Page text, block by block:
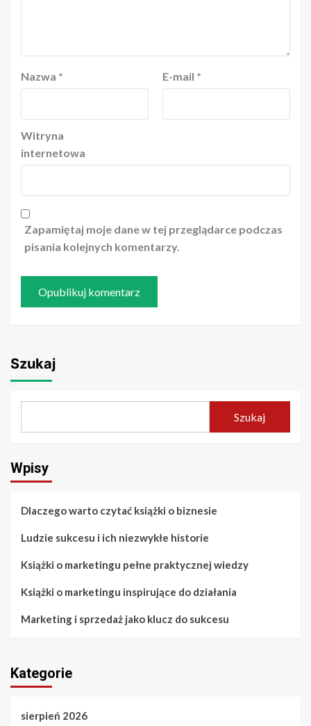
Nazwa * E-mail *
Witryna
internetowa
Zapamiętaj moje dane w tej przeglądarce podczas
pisania kolejnych komentarzy.
Szukaj
Szukaj
Wpisy
Dlaczego warto czytać książki o biznesie
Ludzie sukcesu i ich niezwykłe historie
Książki o marketingu pełne praktycznej wiedzy
Książki o marketingu inspirujące do działania
Marketing i sprzedaż jako klucz do sukcesu
Kategorie
sierpień 2026